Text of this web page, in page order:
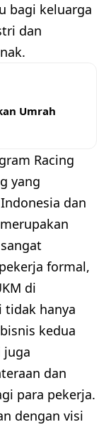
bagi keluarga
dan
Umrah
Racing
yang
dan
formal,
di
tidak hanya
kedua
juga
dan
para pekerja.
dengan visi